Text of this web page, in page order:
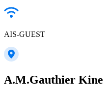
AIS-GUEST
A.M.Gauthier Kine